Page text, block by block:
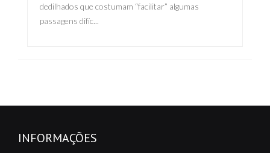
dedilhados que costumam “facilitar” algumas
passagens difíc...
INFORMAÇÕES